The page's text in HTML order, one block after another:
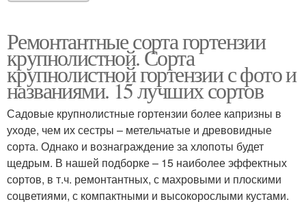
Ремонтантные сорта гортензии
крупнолистной. Сорта
крупнолистной гортензии с фото и
названиями. 15 лучших сортов
Садовые крупнолистные гортензии более капризны в
уходе, чем их сестры – метельчатые и древовидные
сорта. Однако и вознаграждение за хлопоты будет
щедрым. В нашей подборке – 15 наиболее эффектных
сортов, в т.ч. ремонтантных, с махровыми и плоскими
соцветиями, с компактными и высокорослыми кустами.